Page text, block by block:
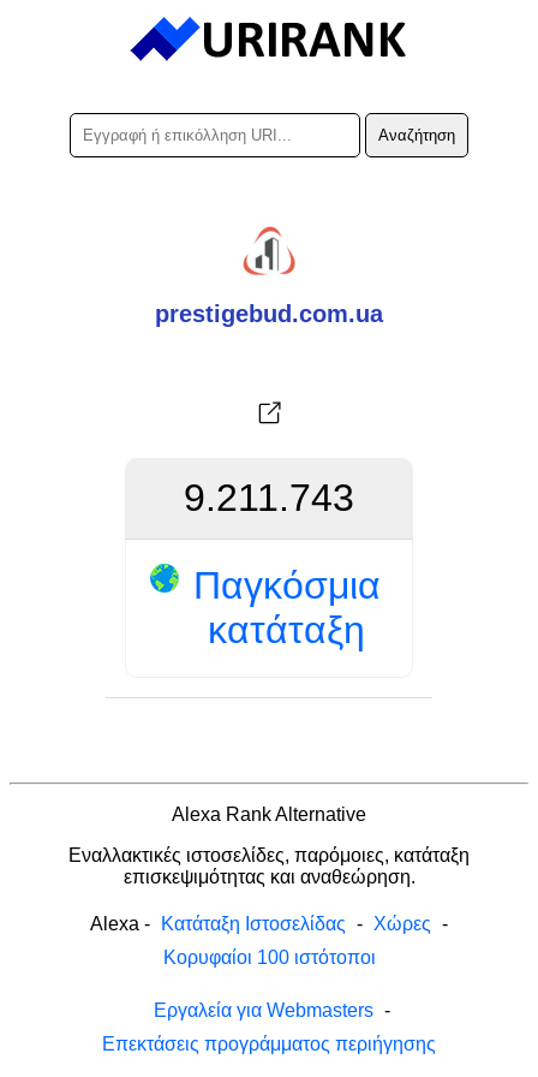
prestigebud.com.ua
9.211.743
Παγκόσμια
κατάταξη
Alexa Rank Alternative
Εναλλακτικές ιστοσελίδες, παρόμοιες, κατάταξη
επισκεψιμότητας και αναθεώρηση.
Alexa - Κατάταξη Ιστοσελίδας - Χώρες -
Κορυφαίοι 100 ιστότοποι
Εργαλεία για Webmasters -
Επεκτάσεις προγράμματος περιήγησης